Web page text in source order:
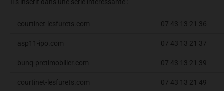
Il s’inscrit dans une série intéressante :
courtinet-lesfurets.com 07 43 13 21 36
asp11-ipo.com 07 43 13 21 37
bunq-pretimobilier.com 07 43 13 21 39
courtinet-lesfurets.com 07 43 13 21 49